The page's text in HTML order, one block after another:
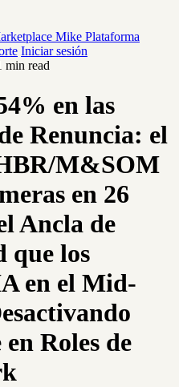
Mike Plataforma
Iniciar sesión
min read
en las
Renuncia: el
M&SOM
en 26
Ancla de
que los
en el Mid-
Roles de